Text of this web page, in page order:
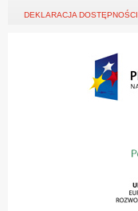
DEKLARACJA DOSTĘPNOŚCI